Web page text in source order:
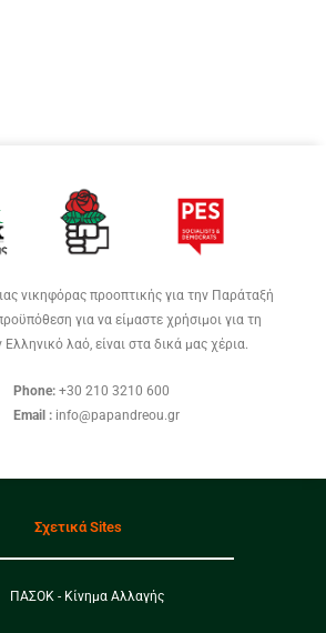
νικηφόρας προοπτικής για την Παράταξή
για να είμαστε χρήσιμοι για τη
λαό, είναι στα δικά μας χέρια.
Phone: +30 210 3210 600
Email : info@papandreou.gr
Σχετικά Sites
ΠΑΣΟΚ - Κίνημα Αλλαγής